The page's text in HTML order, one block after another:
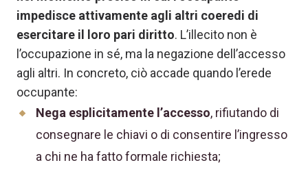
impedisce attivamente agli altri coeredi di
esercitare il loro pari diritto. L’illecito non è
l’occupazione in sé, ma la negazione dell’accesso
agli altri. In concreto, ciò accade quando l’erede
occupante:
Nega esplicitamente l’accesso, rifiutando di
consegnare le chiavi o di consentire l’ingresso
a chi ne ha fatto formale richiesta;